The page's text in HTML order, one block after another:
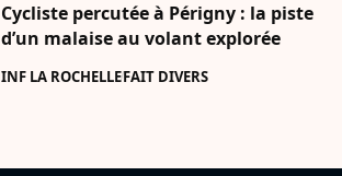
Cycliste percutée à Périgny : la piste
d’un malaise au volant explorée
INF LA ROCHELLEFAIT DIVERS